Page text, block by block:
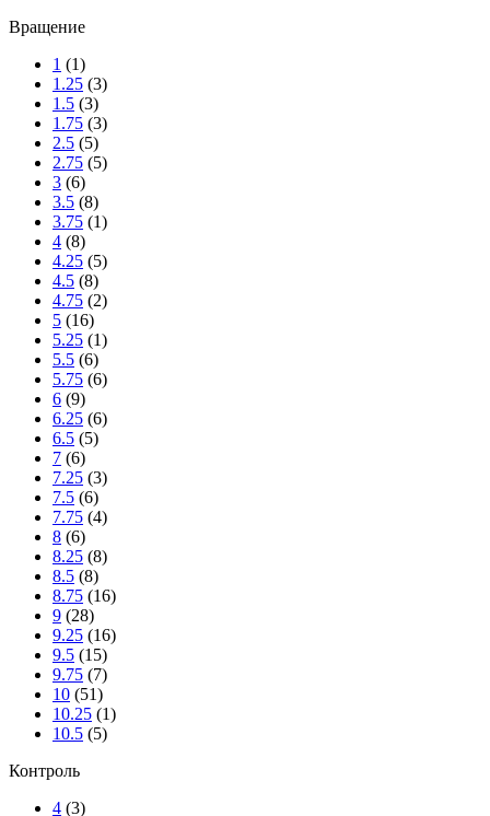
Вращение
1 (1)
1.25 (3)
1.5 (3)
1.75 (3)
2.5 (5)
2.75 (5)
3 (6)
3.5 (8)
3.75 (1)
4 (8)
4.25 (5)
4.5 (8)
4.75 (2)
5 (16)
5.25 (1)
5.5 (6)
5.75 (6)
6 (9)
6.25 (6)
6.5 (5)
7 (6)
7.25 (3)
7.5 (6)
7.75 (4)
8 (6)
8.25 (8)
8.5 (8)
8.75 (16)
9 (28)
9.25 (16)
9.5 (15)
9.75 (7)
10 (51)
10.25 (1)
10.5 (5)
Контроль
4 (3)